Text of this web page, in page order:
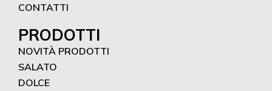
CONTATTI
PRODOTTI
NOVITÀ PRODOTTI
SALATO
DOLCE